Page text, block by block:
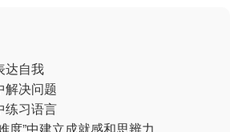
达自我
解决问题
练习语言